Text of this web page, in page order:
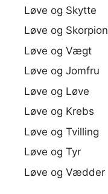
Løve og Skytte
Løve og Skorpion
Løve og Vægt
Løve og Jomfru
Løve og Løve
Løve og Krebs
Løve og Tvilling
Løve og Tyr
Løve og Vædder